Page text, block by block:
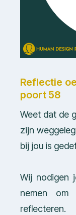
Reflectie
poort 58
Weet dat de
zijn
bij jou is
Wij nodigen
nemen
reflecteren.